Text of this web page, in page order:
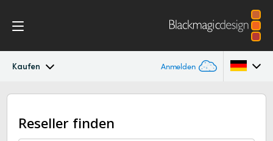
Kaufen Anmelden
Blackmagic Studio Camera
Modelle Australia
Reseller finden